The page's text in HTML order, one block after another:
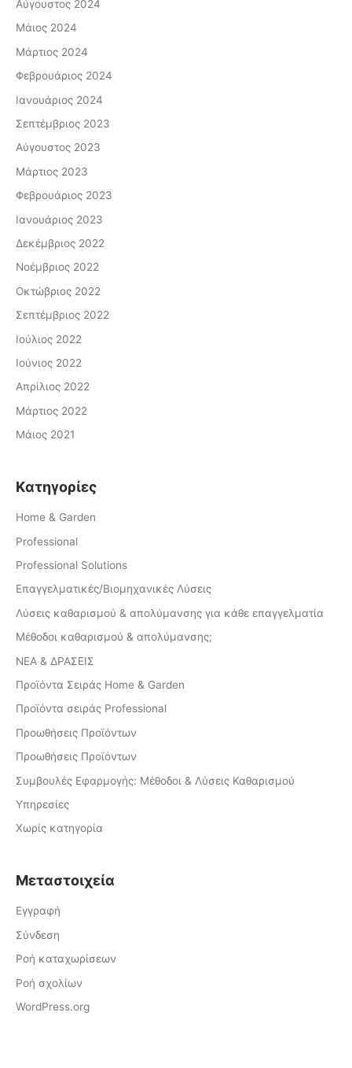
Αύγουστος 2024
Μάιος 2024
Μάρτιος 2024
Φεβρουάριος 2024
Ιανουάριος 2024
Σεπτέμβριος 2023
Αύγουστος 2023
Μάρτιος 2023
Φεβρουάριος 2023
Ιανουάριος 2023
Δεκέμβριος 2022
Νοέμβριος 2022
Οκτώβριος 2022
Σεπτέμβριος 2022
Ιούλιος 2022
Ιούνιος 2022
Απρίλιος 2022
Μάρτιος 2022
Μάιος 2021
Kατηγορίες
Home & Garden
Professional
Professional Solutions
Επαγγελματικές/Βιομηχανικές Λύσεις
Λύσεις καθαρισμού & απολύμανσης για κάθε επαγγελματία
Μέθοδοι καθαρισμού & απολύμανσης;
ΝΕΑ & ΔΡΑΣΕΙΣ
Προϊόντα Σειράς Home & Garden
Προϊόντα σειράς Professional
Προωθήσεις Προϊόντων
Προωθήσεις Προϊόντων
Συμβουλές Εφαρμογής: Μέθοδοι & Λύσεις Καθαρισμού
Υπηρεσίες
Χωρίς κατηγορία
Μεταστοιχεία
Εγγραφή
Σύνδεση
Ροή καταχωρίσεων
Ροή σχολίων
WordPress.org